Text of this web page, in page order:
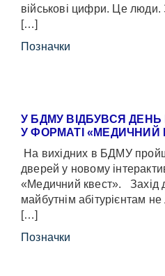
військові цифри. Це
[…]
Позначки
У БДМУ ВІДБУВСЯ ДЕНЬ
У ФОРМАТІ «МЕДИЧНИЙ
На вихідних в БДМУ
дверей у новому
«Медичний квест». Захід
майбутнім абітурієнтам
[…]
Позначки